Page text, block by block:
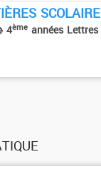
4ème années Lettres